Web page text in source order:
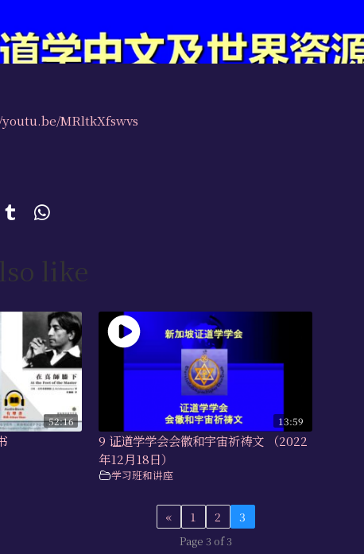
MRltkXfswvs
like
52:16 13:59
9 证道学学会会徽和宇宙祈祷文 （2022
年12月18日）
学习班和讲座
« 1 2 3
Page 3 of 3